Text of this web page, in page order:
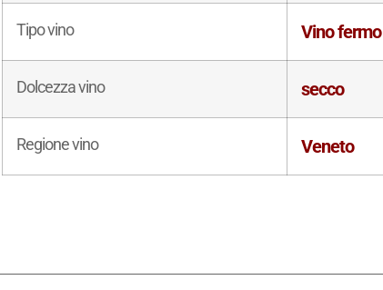
Tipo vino Vino fermo
Dolcezza vino secco
Regione vino Veneto